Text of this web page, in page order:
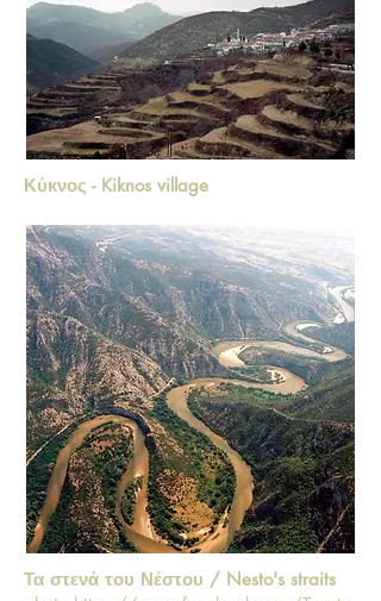
Κύκνος - Kiknos village
Τα στενά του Νέστου / Nesto's straits